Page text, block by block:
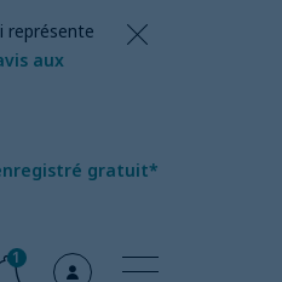
représente
aux
gratuit*
1